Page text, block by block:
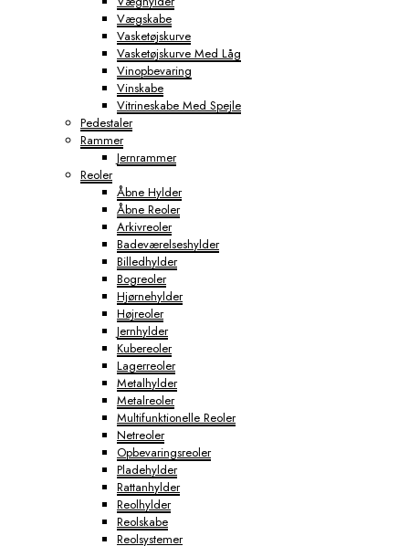
Vægskabe
Vasketøjskurve
Vasketøjskurve Med Låg
Vinopbevaring
Vinskabe
Vitrineskabe Med Spejle
Pedestaler
Rammer
Jernrammer
Reoler
Åbne Hylder
Åbne Reoler
Arkivreoler
Badeværelseshylder
Billedhylder
Bogreoler
Hjørnehylder
Højreoler
Jernhylder
Kubereoler
Lagerreoler
Metalhylder
Metalreoler
Multifunktionelle Reoler
Netreoler
Opbevaringsreoler
Pladehylder
Rattanhylder
Reolhylder
Reolskabe
Reolsystemer